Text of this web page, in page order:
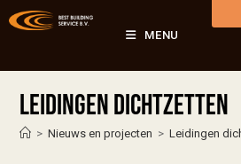
MENU
Leidingen dichtzetten
> Nieuws en projecten > Leidingen